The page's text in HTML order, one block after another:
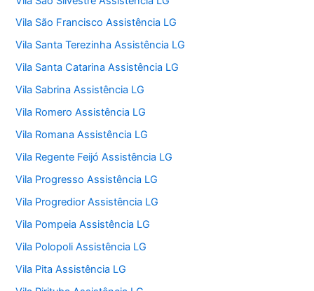
Vila São Francisco Assistência LG
Vila Santa Terezinha Assistência LG
Vila Santa Catarina Assistência LG
Vila Sabrina Assistência LG
Vila Romero Assistência LG
Vila Romana Assistência LG
Vila Regente Feijó Assistência LG
Vila Progresso Assistência LG
Vila Progredior Assistência LG
Vila Pompeia Assistência LG
Vila Polopoli Assistência LG
Vila Pita Assistência LG